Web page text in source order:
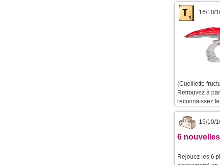
16/10/
(Cueillette
Retrouvez à
reconnaissez
15/10/
6
Rejouez les 6